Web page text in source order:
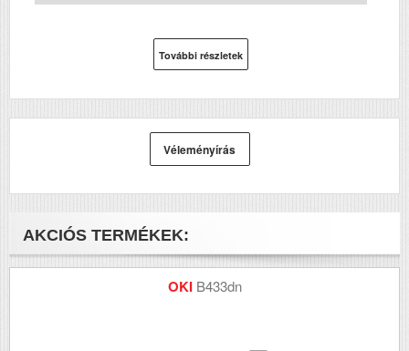
További részletek
Véleményírás
AKCIÓS TERMÉKEK:
OKI B433dn